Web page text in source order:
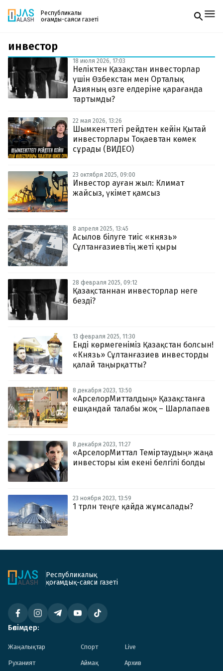
Республикалық
қоғамдық-саяси газеті
Жаңалықтар
Спорт
Live
Руханият
Аймақ
Архив
Редакциямен байланыс
+7 708 604 51 06
Жарнама бөлімі
+7 701 220 64 52
zhasalash100@gmail.com
Газетке жазылу
PDF форматтағы газетті ай сайын электронды
поштаңызға алып отырыңыз. Жаңа нөмір
шыққан сәтте сізге бірден жіберіледі. Тек email
инвестор
18 июля 2026, 17:03
Неліктен Қазақстан инвесторлар
үшін Өзбекстан мен Орталық
Азияның өзге елдеріне қарағанда
тартымды?
22 мая 2026, 13:26
Шымкенттегі рейдтен кейін Қытай
инвесторлары Тоқаевтан көмек
сұрады (ВИДЕО)
23 октября 2025, 09:00
Инвестор ауған жыл: Климат
жайсыз, үкімет қамсыз
8 апреля 2025, 13:45
Асылов білуге тиіс «князь»
Сұлтанғазиевтің жеті қыры
28 февраля 2025, 09:12
Қазақстаннан инвесторлар неге
безді?
13 февраля 2025, 11:30
Енді көрмегеніміз Қазақстан болсын!
«Князь» Сұлтанғазиев инвесторды
қалай таңырқатты?
8 декабря 2023, 13:50
«АрселорМитталдың» Қазақстанға
ешқандай талабы жоқ – Шарлапаев
8 декабря 2023, 11:27
«АрселорМиттал Теміртаудың» жаңа
инвесторы кім екені белгілі болды
23 ноября 2023, 13:59
1 трлн теңге қайда жұмсалады?
Республикалық
қоғамдық-саяси газеті
Бөлімдер:
Жаңалықтар Спорт Live
Руханият Аймақ Архив